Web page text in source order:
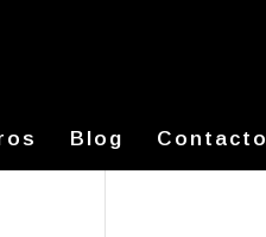
Blog Contacto